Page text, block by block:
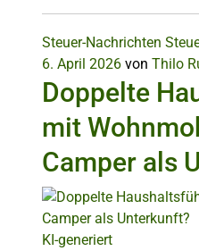
Steuer-Nachrichten
6. April 2026 von Thilo
Doppelte
mit
Camper als
KI-generiert